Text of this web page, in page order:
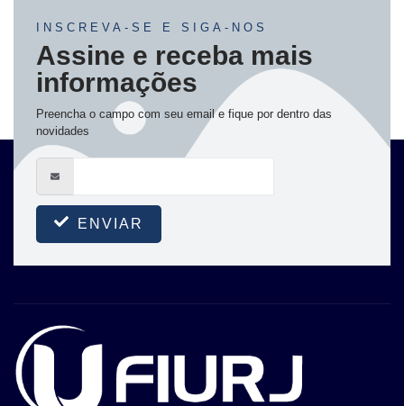
INSCREVA-SE E SIGA-NOS
Assine e receba mais
informações
Preencha o campo com seu email e fique por dentro das
novidades
ENVIAR